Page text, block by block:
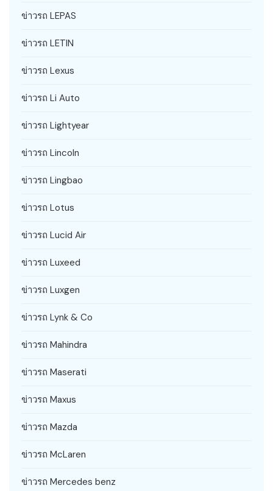
ข่าวรถ LEPAS
ข่าวรถ LETIN
ข่าวรถ Lexus
ข่าวรถ Li Auto
ข่าวรถ Lightyear
ข่าวรถ Lincoln
ข่าวรถ Lingbao
ข่าวรถ Lotus
ข่าวรถ Lucid Air
ข่าวรถ Luxeed
ข่าวรถ Luxgen
ข่าวรถ Lynk & Co
ข่าวรถ Mahindra
ข่าวรถ Maserati
ข่าวรถ Maxus
ข่าวรถ Mazda
ข่าวรถ McLaren
ข่าวรถ Mercedes benz